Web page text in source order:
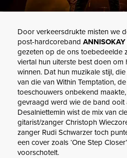
Door verkeersdrukte misten we
post-hardcoreband ANNISOKAY
gezeten op de ons toebedeelde
viertal hun uiterste best doen
winnen. Dat hun muzikale stijl,
van die van Within Temptation,
toeschouwers onbekend
gevraagd werd wie de band ooit
Desalniettemin wist de mix van
gitarist/zanger Christoph
zanger Rudi Schwarzer toch
een cover zoals ‘One Step
voorschotelt.